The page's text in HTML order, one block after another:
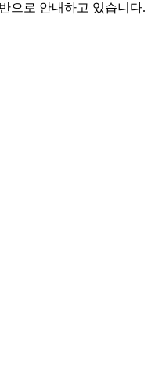
으로 안내하고 있습니다.